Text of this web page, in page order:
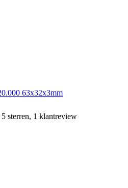
63x32x3mm
sterren, 1 klantreview